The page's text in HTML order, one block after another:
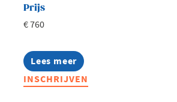
Prijs
€ 760
Lees meer
about
Financieel
management
INSCHRIJVEN